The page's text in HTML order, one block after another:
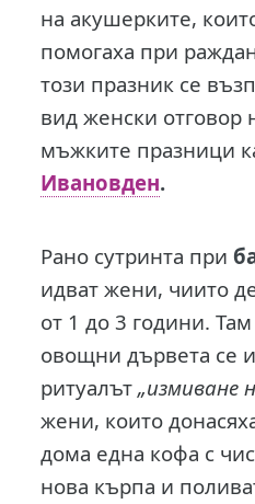
на акушерките,
помогаха при
този празник се
вид женски отговор
мъжките празници
Ивановден.
Рано сутринта при
идват жени, чиито
от 1 до 3 години.
овощни дървета се
ритуалът„измиване
жени, които
дома една кофа с
нова кърпа и